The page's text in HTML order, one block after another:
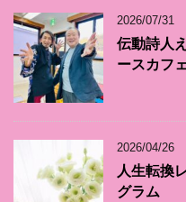
2026/07/31
伝動詩人
ースカフ
2026/04/26
人生転換
グラム